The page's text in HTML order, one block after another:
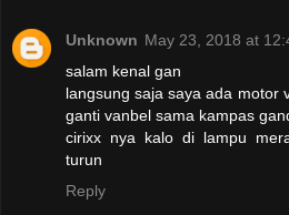
Unknown May 23, 2018 at
salam kenal gan
langsung saja saya ada motor
ganti vanbel sama kampas
cirixx nya kalo di lampu
turun
Reply